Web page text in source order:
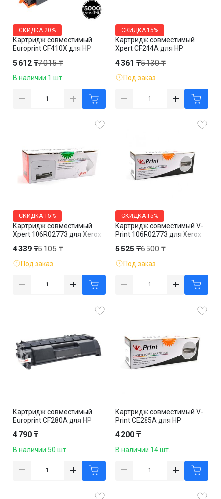
Картридж совместимый
Europrint CF410X для HP
черный
СКИДКА 20%
5 612 ₸7 015 ₸
В наличии 1 шт.
Картридж совместимый
Xpert CF244A для HP
черный
СКИДКА 15%
4 361 ₸5 130 ₸
Под заказ
Картридж совместимый
Xpert 106R02773 для Xerox
черный
СКИДКА 15%
4 339 ₸5 105 ₸
Под заказ
Картридж совместимый V-
Print 106R02773 для Xerox
черный
СКИДКА 15%
5 525 ₸6 500 ₸
Под заказ
Картридж совместимый
Europrint CF280A для HP
M425, черный
4 790 ₸
В наличии 50 шт.
Картридж совместимый V-
Print CE285A для HP
P1102/M1132/M1212/M121
4, черный
4 200 ₸
В наличии 14 шт.